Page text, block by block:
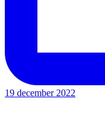
19 december 2022